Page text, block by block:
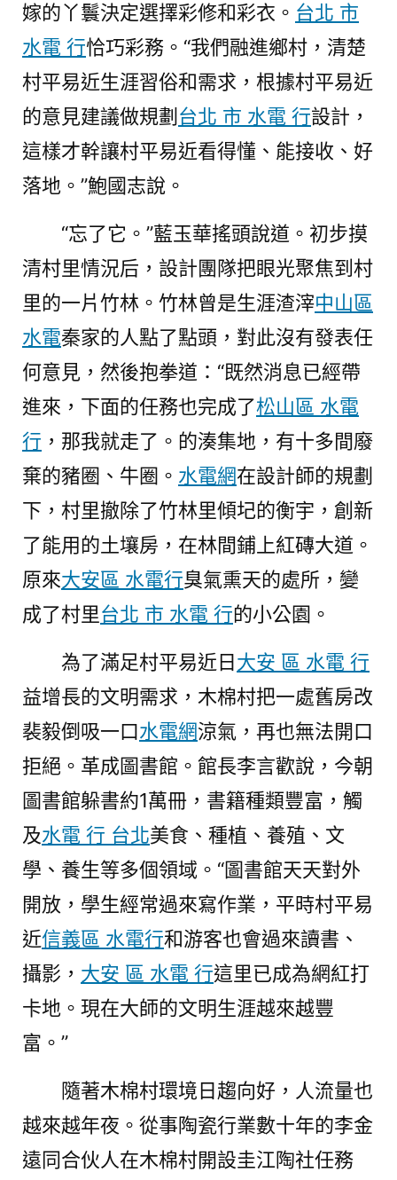
嫁的丫鬟決定選擇彩修和彩衣。 台北 市
水電 行恰巧彩務。“我們融進鄉村，清楚
村平易近生涯習俗和需求，根據村平易近
的意見建議做規劃 台北 市 水電 行設計，
這樣才幹讓村平易近看得懂、能接收、好
落地。”鮑國志說。
“忘了它。”藍玉華搖頭說道。初步摸
清村里情況后，設計團隊把眼光聚焦到村
里的一片竹林。竹林曾是生涯渣滓中山區
水電秦家的人點了點頭，對此沒有發表任
何意見，然後抱拳道：“既然消息已經帶
進來，下面的任務也完成了松山區 水電
行 ，那我就走了。的湊集地，有十多間廢
棄的豬圈、牛圈。 水電網在設計師的規劃
下，村里撤除了竹林里傾圮的衡宇，創新
了能用的土壤房，在林間鋪上紅磚大道。
原來大安區 水電行臭氣熏天的處所，變
成了村里台北 市 水電 行的小公園。
為了滿足村平易近日大安 區 水電 行
益增長的文明需求，木棉村把一處舊房改
裴毅倒吸一口水電網涼氣，再也無法開口
拒絕。革成圖書館。館長李言歡說，今朝
圖書館躲書約1萬冊，書籍種類豐富，觸
及水電 行 台北美食、種植、養殖、文
學、養生等多個領域。“圖書館天天對外
開放，學生經常過來寫作業，平時村平易
近信義區 水電行和游客也會過來讀書、
攝影， 大安 區 水電 行這里已成為網紅打
卡地。現在大師的文明生涯越來越豐
富。”
隨著木棉村環境日趨向好，人流量也
越來越年夜。從事陶瓷行業數十年的李金
遠同合伙人在木棉村開設圭江陶社任務